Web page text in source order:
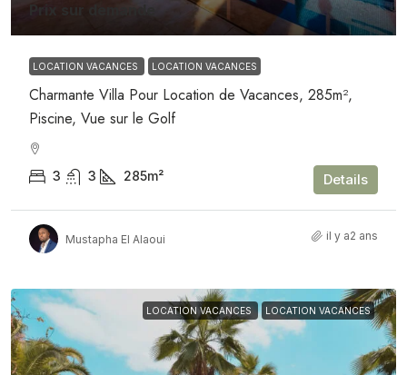
Prix sur demande
LOCATION VACANCES LOCATION VACANCES
Charmante Villa Pour Location de Vacances, 285m²,
Piscine, Vue sur le Golf
3 3 285m² Details
Mustapha El Alaoui il y a2 ans
LOCATION VACANCES LOCATION VACANCES